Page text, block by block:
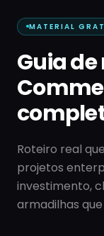
MATERIAL
Guia
Roteiro real
projetos
investimento,
armadilhas